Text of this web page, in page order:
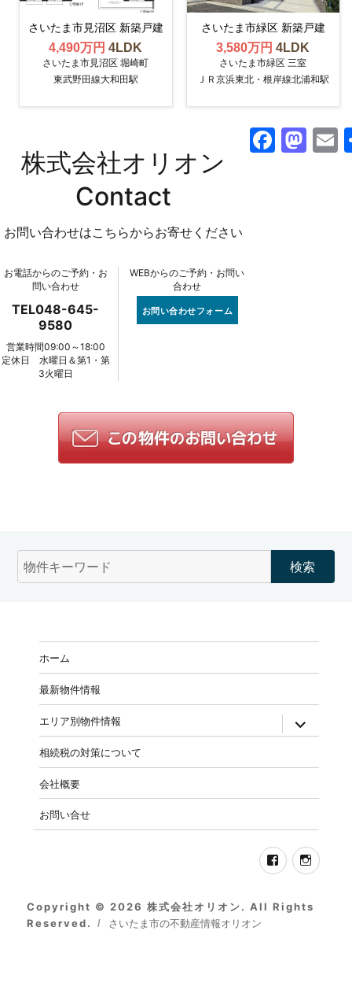
さいたま市見沼区 新築戸建
4,490万円4LDK
さいたま市見沼区 堀崎町
東武野田線大和田駅
さいたま市緑区 新築戸建
3,580万円4LDK
さいたま市緑区 三室
ＪＲ京浜東北・根岸線北浦和駅
株式会社オリオン
Contact
お問い合わせはこちらからお寄せください
お電話からのご予約・お
問い合わせ
TEL048-645-
9580
営業時間09:00～18:00
定休日 水曜日＆第1・第
3火曜日
WEBからのご予約・お問い
合わせ
お問い合わせフォーム
F M E
物
件
ホーム
最新物件情報
エリア別物件情報 expand
child
相続税の対策について
会社概要
お問い合せ
Facebook
Copyright © 2026 株式会社オリオン. All Rights
Reserved.
さいたま市の不動産情報オリオン